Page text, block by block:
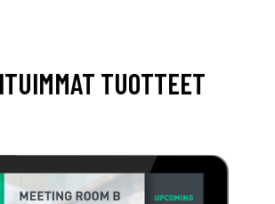
TUOTTEET